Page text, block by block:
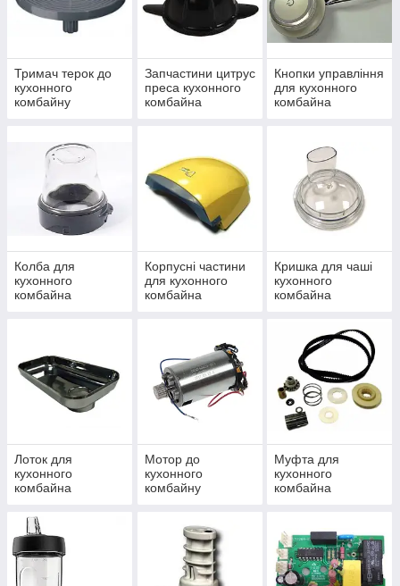
Тримач терок до
кухонного
комбайну
Запчастини цитрус
преса кухонного
комбайна
Кнопки управління
для кухонного
комбайна
Колба для
кухонного
комбайна
Корпусні частини
для кухонного
комбайна
Кришка для чаші
кухонного
комбайна
Лоток для
кухонного
комбайна
Мотор до
кухонного
комбайну
Муфта для
кухонного
комбайна